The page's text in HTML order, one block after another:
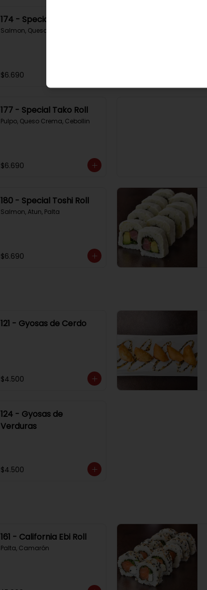
174 - Special Sake
Salmon, Queso Crema, Cebollin
$6.690
177 - Special Tako Roll
Pulpo, Queso Crema, Cebollin
$6.690
180 - Special Toshi Roll
Salmon, Atun, Palta
$6.690
121 - Gyosas de Cerdo
$4.500
124 - Gyosas de
Verduras
$4.500
161 - California Ebi Roll
Palta, Camarón